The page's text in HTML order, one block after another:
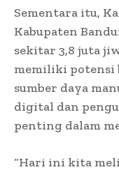
Sementara itu,
Kabupaten
sekitar 3,8 juta
memiliki potensi
sumber daya
digital dan
penting dalam
“Hari ini kita